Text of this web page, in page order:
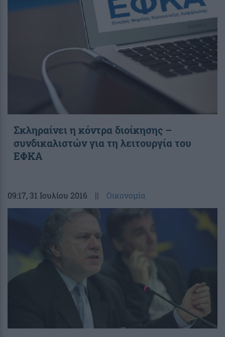
Σκληραίνει η κόντρα διοίκησης –
συνδικαλιστών για τη λειτουργία του
ΕΦΚΑ
09:17, 31 Ιουλίου 2016 || Οικονομία